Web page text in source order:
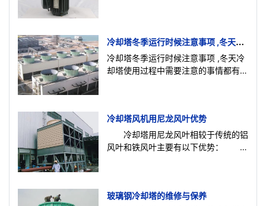
冷却塔冬季运行时候注意事项 ,冬天冷
却塔使用过程中需要注意的事
冷却塔冬季运行时候注意事项 ,冬天冷
却塔使用过程中需要注意的事情都有哪
冷却塔风机用尼龙风叶优势
冷却塔用尼龙风叶相较于传统的铝
风叶和铁风叶主要有以下优势： 尼
玻璃钢冷却塔的维修与保养